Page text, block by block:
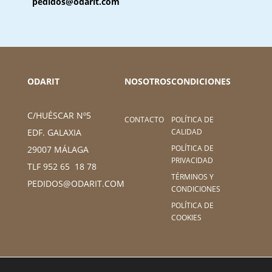
ODARIT
C/HUÉSCAR Nº5
EDF. GALAXIA
29007 MÁLAGA
TLF 952 65 18 78
PEDIDOS@ODARIT.COM
NOSOTROS
CONTACTO
CONDICIONES
POLÍTICA DE
CALIDAD
POLÍTICA DE
PRIVACIDAD
TÉRMINOS Y
CONDICIONES
POLÍTICA DE
COOKIES